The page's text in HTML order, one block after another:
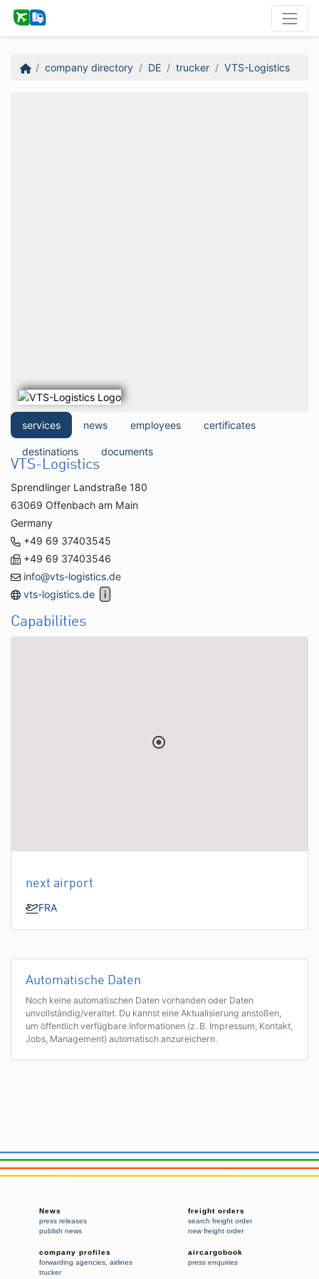
company directory DE trucker VTS-Logistics
services news employees certificates
destinations documents
VTS-Logistics
Sprendlinger Landstraße 180
63069 Offenbach am Main
Germany
+49 69 37403545
+49 69 37403546
info@vts-logistics.de
vts-logistics.de
Capabilities
next airport
FRA
Automatische Daten
Noch keine automatischen Daten vorhanden oder Daten
unvollständig/veraltet. Du kannst eine Aktualisierung anstoßen,
um öffentlich verfügbare Informationen (z. B. Impressum, Kontakt,
Jobs, Management) automatisch anzureichern.
News
press releases
publish news
freight orders
search freight order
new freight order
company profiles
forwarding agencies airlines
trucker
aircargobook
press enquiries